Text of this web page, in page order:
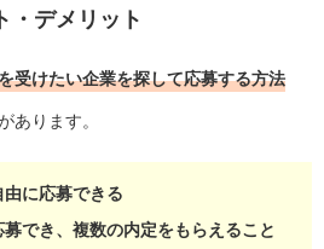
・デメリット
受けたい企業を探して応募する方法
あります。
に応募できる
でき、複数の内定をもらえること